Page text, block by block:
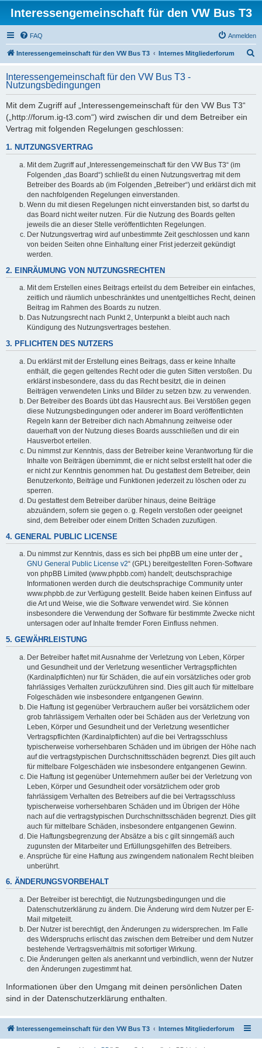
Interessengemeinschaft für den VW Bus T3
FAQ Anmelden
Interessengemeinschaft für den VW Bus T3 Internes Mitgliederforum
h
Interessengemeinschaft für den VW Bus T3 -
Nutzungsbedingungen
Mit dem Zugriff auf „Interessengemeinschaft für den VW Bus T3“
(„http://forum.ig-t3.com“) wird zwischen dir und dem Betreiber ein
Vertrag mit folgenden Regelungen geschlossen:
1. NUTZUNGSVERTRAG
Mit dem Zugriff auf „Interessengemeinschaft für den VW Bus T3“ (im
Folgenden „das Board“) schließt du einen Nutzungsvertrag mit dem
Betreiber des Boards ab (im Folgenden „Betreiber“) und erklärst dich mit
den nachfolgenden Regelungen einverstanden.
Wenn du mit diesen Regelungen nicht einverstanden bist, so darfst du
das Board nicht weiter nutzen. Für die Nutzung des Boards gelten
jeweils die an dieser Stelle veröffentlichten Regelungen.
Der Nutzungsvertrag wird auf unbestimmte Zeit geschlossen und kann
von beiden Seiten ohne Einhaltung einer Frist jederzeit gekündigt
werden.
2. EINRÄUMUNG VON NUTZUNGSRECHTEN
Mit dem Erstellen eines Beitrags erteilst du dem Betreiber ein einfaches,
zeitlich und räumlich unbeschränktes und unentgeltliches Recht, deinen
Beitrag im Rahmen des Boards zu nutzen.
Das Nutzungsrecht nach Punkt 2, Unterpunkt a bleibt auch nach
Kündigung des Nutzungsvertrages bestehen.
3. PFLICHTEN DES NUTZERS
Du erklärst mit der Erstellung eines Beitrags, dass er keine Inhalte
enthält, die gegen geltendes Recht oder die guten Sitten verstoßen. Du
erklärst insbesondere, dass du das Recht besitzt, die in deinen
Beiträgen verwendeten Links und Bilder zu setzen bzw. zu verwenden.
Der Betreiber des Boards übt das Hausrecht aus. Bei Verstößen gegen
diese Nutzungsbedingungen oder anderer im Board veröffentlichten
Regeln kann der Betreiber dich nach Abmahnung zeitweise oder
dauerhaft von der Nutzung dieses Boards ausschließen und dir ein
Hausverbot erteilen.
Du nimmst zur Kenntnis, dass der Betreiber keine Verantwortung für die
Inhalte von Beiträgen übernimmt, die er nicht selbst erstellt hat oder die
er nicht zur Kenntnis genommen hat. Du gestattest dem Betreiber, dein
Benutzerkonto, Beiträge und Funktionen jederzeit zu löschen oder zu
sperren.
Du gestattest dem Betreiber darüber hinaus, deine Beiträge
abzuändern, sofern sie gegen o. g. Regeln verstoßen oder geeignet
sind, dem Betreiber oder einem Dritten Schaden zuzufügen.
4. GENERAL PUBLIC LICENSE
Du nimmst zur Kenntnis, dass es sich bei phpBB um eine unter der „
GNU General Public License v2“ (GPL) bereitgestellten Foren-Software
von phpBB Limited (www.phpbb.com) handelt; deutschsprachige
Informationen werden durch die deutschsprachige Community unter
www.phpbb.de zur Verfügung gestellt. Beide haben keinen Einfluss auf
die Art und Weise, wie die Software verwendet wird. Sie können
insbesondere die Verwendung der Software für bestimmte Zwecke nicht
untersagen oder auf Inhalte fremder Foren Einfluss nehmen.
5. GEWÄHRLEISTUNG
Der Betreiber haftet mit Ausnahme der Verletzung von Leben, Körper
und Gesundheit und der Verletzung wesentlicher Vertragspflichten
(Kardinalpflichten) nur für Schäden, die auf ein vorsätzliches oder grob
fahrlässiges Verhalten zurückzuführen sind. Dies gilt auch für mittelbare
Folgeschäden wie insbesondere entgangenen Gewinn.
Die Haftung ist gegenüber Verbrauchern außer bei vorsätzlichem oder
grob fahrlässigem Verhalten oder bei Schäden aus der Verletzung von
Leben, Körper und Gesundheit und der Verletzung wesentlicher
Vertragspflichten (Kardinalpflichten) auf die bei Vertragsschluss
typischerweise vorhersehbaren Schäden und im übrigen der Höhe nach
auf die vertragstypischen Durchschnittsschäden begrenzt. Dies gilt auch
für mittelbare Folgeschäden wie insbesondere entgangenen Gewinn.
Die Haftung ist gegenüber Unternehmern außer bei der Verletzung von
Leben, Körper und Gesundheit oder vorsätzlichem oder grob
fahrlässigem Verhalten des Betreibers auf die bei Vertragsschluss
typischerweise vorhersehbaren Schäden und im Übrigen der Höhe
nach auf die vertragstypischen Durchschnittsschäden begrenzt. Dies gilt
auch für mittelbare Schäden, insbesondere entgangenen Gewinn.
Die Haftungsbegrenzung der Absätze a bis c gilt sinngemäß auch
zugunsten der Mitarbeiter und Erfüllungsgehilfen des Betreibers.
Ansprüche für eine Haftung aus zwingendem nationalem Recht bleiben
unberührt.
6. ÄNDERUNGSVORBEHALT
Der Betreiber ist berechtigt, die Nutzungsbedingungen und die
Datenschutzerklärung zu ändern. Die Änderung wird dem Nutzer per E-
Mail mitgeteilt.
Der Nutzer ist berechtigt, den Änderungen zu widersprechen. Im Falle
des Widerspruchs erlischt das zwischen dem Betreiber und dem Nutzer
bestehende Vertragsverhältnis mit sofortiger Wirkung.
Die Änderungen gelten als anerkannt und verbindlich, wenn der Nutzer
den Änderungen zugestimmt hat.
Informationen über den Umgang mit deinen persönlichen Daten
sind in der Datenschutzerklärung enthalten.
Interessengemeinschaft für den VW Bus T3 Internes Mitgliederforum